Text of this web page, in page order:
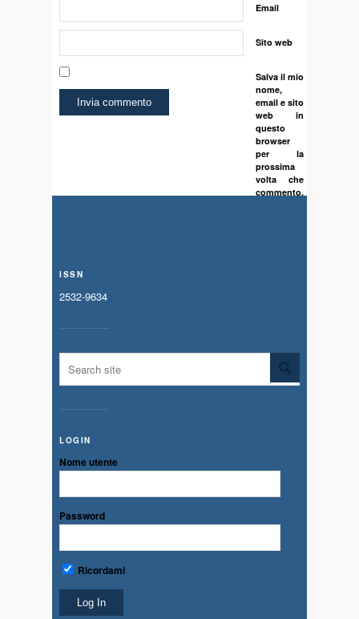
Email
Sito web
Salva il mio
nome,
email e sito
web in
questo
browser
per la
prossima
volta che
commento.
ISSN
2532-9634
LOGIN
Nome utente
Password
Ricordami